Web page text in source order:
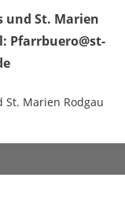
und St. Marien
Pfarrbuero@st-